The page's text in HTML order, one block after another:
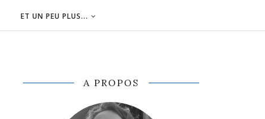
ET UN PEU PLUS...
A PROPOS